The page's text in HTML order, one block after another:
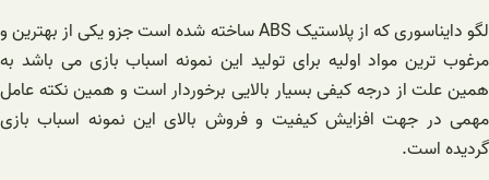
لگو دایناسوری که از پلاستیک ABS ساخته شده است جزو یکی از بهترین و
مرغوب ترین مواد اولیه برای تولید این نمونه اسباب ‌بازی می ‌باشد به
همین علت از درجه کیفی بسیار بالایی برخوردار است و همین نکته عامل
مهمی در جهت افزایش کیفیت و فروش بالای این نمونه اسباب ‌بازی
گردیده است.